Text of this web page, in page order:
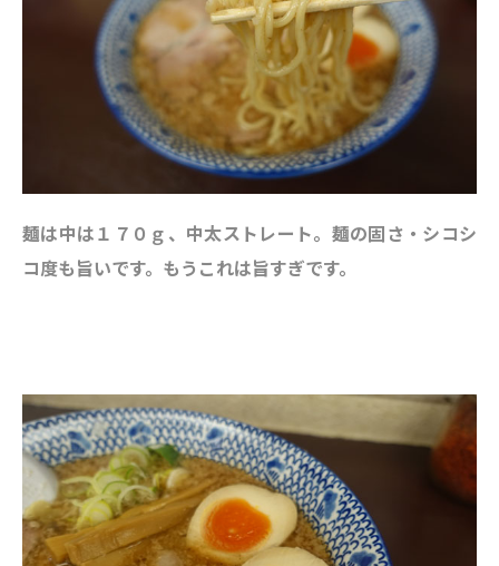
麺は中は１７０ｇ、中太ストレート。麺の固さ・シコシ
コ度も旨いです。もうこれは旨すぎです。